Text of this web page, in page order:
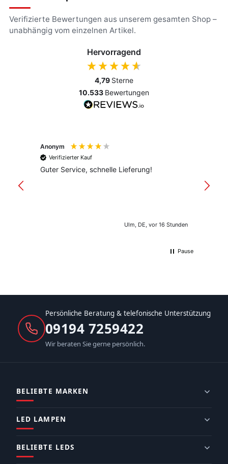
Verifizierte Bewertungen aus unserem gesamten Shop –
unabhängig vom einzelnen Artikel.
Hervorragend
4,79 Sterne
10.533 Bewertungen
Anonym
Verifizierter Kauf
Guter Service, schnelle Lieferung!
Ulm, DE, vor 16 Stunden
Pause
Persönliche Beratung & telefonische Unterstützung
09194 7259422
Wir beraten Sie gerne persönlich.
BELIEBTE MARKEN
LED LAMPEN
BELIEBTE LEDS